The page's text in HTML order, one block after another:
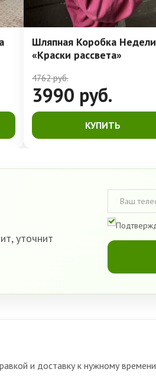
Шляпная Коробка Недели
«Краски рассвета»
4762руб.
3990 руб.
КУПИТЬ
уточнит
и доставку к нужному